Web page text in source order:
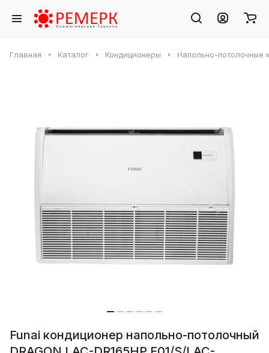
Главная Каталог Кондиционеры Напольно-потолочные
Funai кондиционер напольно-потолочный